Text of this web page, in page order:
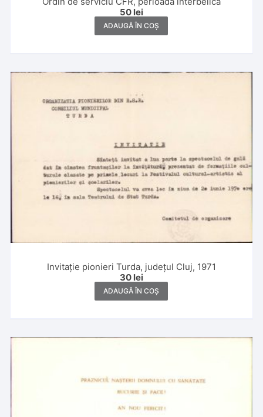
50 lei
ADAUGĂ ÎN COȘ
Invitație pionieri Turda, județul Cluj, 1971
30 lei
ADAUGĂ ÎN COȘ